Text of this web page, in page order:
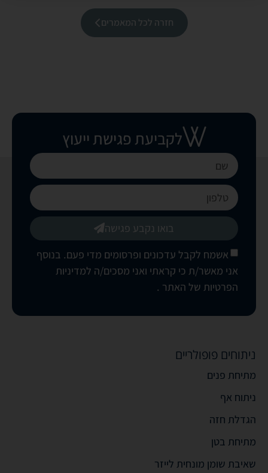
חזרה לכל המאמרים
לקביעת פגישת ייעוץ
אשמח לקבל עדכונים ופרסומים מדי פעם. בנוסף
אני מאשר/ת כי קראתי ואני מסכים/ה למדיניות
הפרטיות של האתר .
בואו נקבע פגישה
ניתוחים פופולריים
מתיחת פנים
ניתוח אף
הגדלת חזה
מתיחת בטן
שאיבת שומן מונחית לייזר